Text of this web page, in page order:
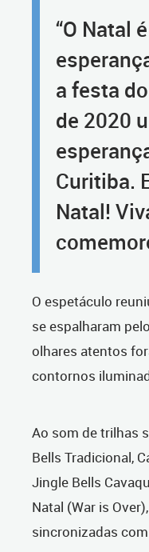
“O Natal
a festa
de 2020
Curitiba.
Natal!
O espetáculo
se espalharam
olhares atentos
contornos
Ao som de trilhas
Bells Tradicional,
Jingle Bells
Natal (War is
sincronizadas